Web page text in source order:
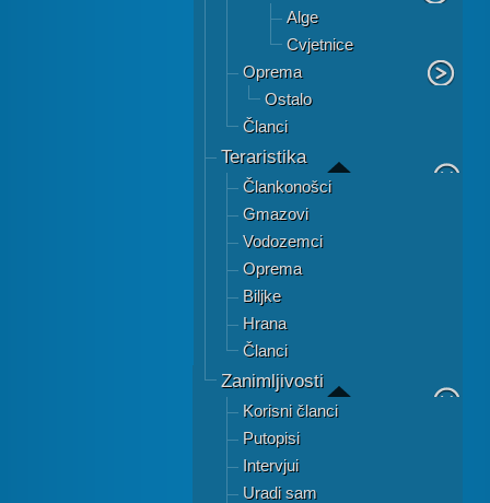
Alge
Cvjetnice
Oprema
Ostalo
Članci
Teraristika
Člankonošci
Gmazovi
Vodozemci
Oprema
Biljke
Hrana
Članci
Zanimljivosti
Korisni članci
Putopisi
Intervjui
Uradi sam